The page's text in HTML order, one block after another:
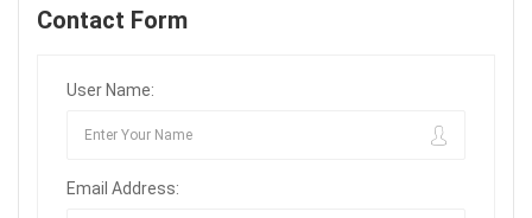
Contact Form
User Name:
Email Address: